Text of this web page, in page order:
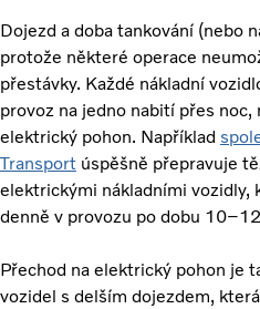
Dojezd a doba tankování (nebo
protože některé operace
přestávky. Každé nákladní
provoz na jedno nabití přes
elektrický pohon. Například
Transport úspěšně přepravuje
elektrickými nákladními vozidly,
denně v provozu po dobu
Přechod na elektrický pohon je
vozidel s delším dojezdem,